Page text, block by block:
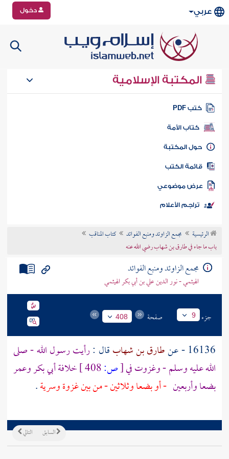
عربي دخول
المكتبة الإسلامية
كتب PDF
كتاب الأمة
المكتبة
الكتب
موضوعي
تراجم الأعلام
الرئيسية مجمع الزاوئد ومنبع الفوائد
كتاب المناقب
باب ما جاء في طارق بن شهاب رضي الله عنه
مجمع الزاوئد ومنبع الفوائد
الهيثمي - نور الدين علي بن أبي بكر الهيثمي
جزء 9 صفحة 408
16136 - عن طارق بن شهابقال :رأيت رسول الله - صلى
الله عليه وسلم - وغزوت في[ص: خلافةأبي بكروعمر
بضعا وأربعين - أو بضعا وثلاثين - من بين غزوة وسرية.
التالي السابق